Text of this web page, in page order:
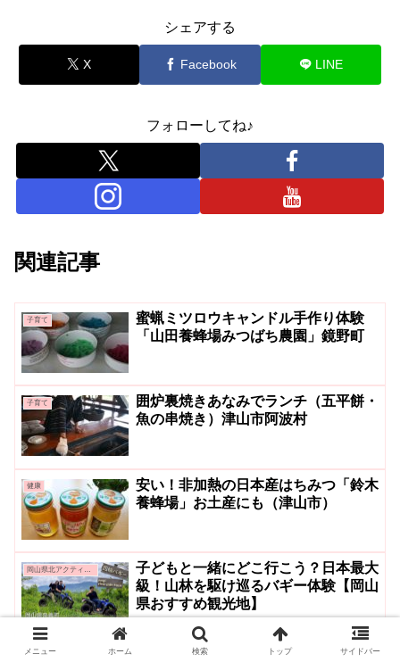
シェアする
X Facebook LINE
フォローしてね♪
関連記事
子育て
蜜蝋ミツロウキャンドル手作り体験
「山田養蜂場みつばち農園」鏡野町
子育て
囲炉裏焼きあなみでランチ（五平餅・
魚の串焼き）津山市阿波村
健康
安い！非加熱の日本産はちみつ「鈴木
養蜂場」お土産にも（津山市）
岡山県北アクティビティ＆グルメ
子どもと一緒にどこ行こう？日本最大
級！山林を駆け巡るバギー体験【岡山
県おすすめ観光地】
片上鉄道吉ヶ原駅からキハ702に乗る
メニュー ホーム 検索 トップ サイドバー